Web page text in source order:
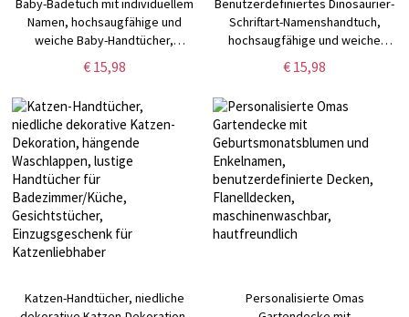
Namen, hochsaugfähige und
weiche Baby-Handtücher,
Schriftart, Geschenk für
€ 15,98
Schriftart-Namenshandtuch,
hochsaugfähige und weiche
Babyhandtuch, Geschenk für
Neugeborene/Kleinkinder/Kinder
€ 15,98
Katzen-Handtücher, niedliche
Personalisierte Omas